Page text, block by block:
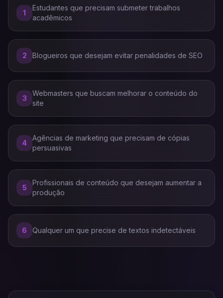
1
Estudantes que precisam submeter trabalhos
acadêmicos
2 Blogueiros que desejam evitar penalidades de SEO
3
Webmasters que buscam melhorar o conteúdo do
site
4
Agências de marketing que precisam de cópias
persuasivas
5
Profissionais de conteúdo que desejam aumentar a
produção
6 Qualquer um que precise de textos indetectáveis